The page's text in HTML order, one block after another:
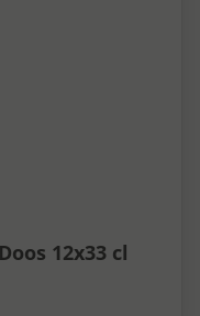
12x33 cl